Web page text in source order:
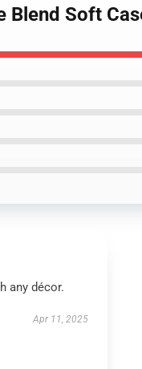
Blend Soft
any décor.
Apr 11, 2025